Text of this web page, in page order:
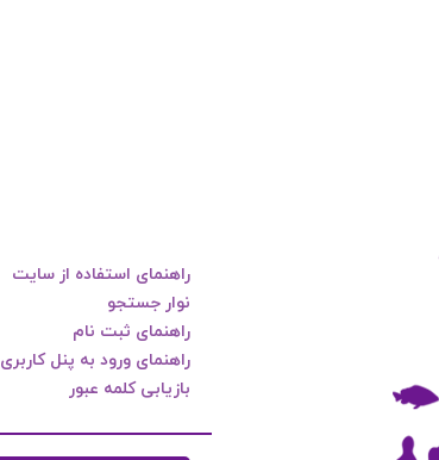
راهنمای استفاده از سایت
نوار جستجو
راهنمای ثبت نام
راهنمای ورود به پنل کاربری
بازیابی کلمه عبور